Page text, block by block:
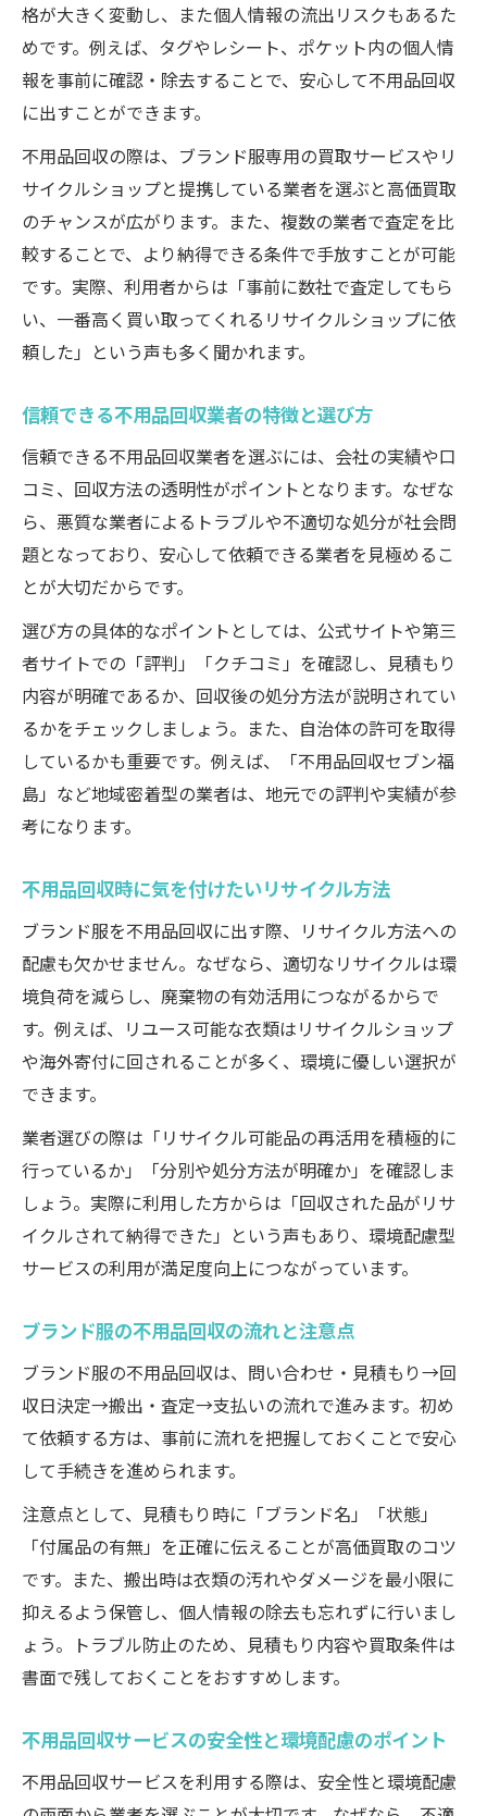
方法
査定アップのために不用品回収前に準備す
ること
どこがいい？不用品買取のおすすめ活用術
安心できる不用品回収業者の見極めポイント
不用品回収業者の安全性を見極める方法
口コミ評判で選ぶ不用品回収業者のポイン
ト
ヤバい不用品回収業者を避けるための注意
不用品回収のトラブルを防ぐための選び方
ノンブランドも対象の不用品回収方法とは
ノンブランドも可能な不用品回収の活用法
不用品回収でノンブランド服を上手に整理
ノンブランド衣類も回収する不用品回収の
選び方
不用品回収でノンブランドもスッキリ処分
ブランド問わず使える不用品回収のメリッ
ト
賢く整理するための衣類不用品回収の流れ
不用品回収で賢く衣類を整理するステップ
衣類を効率的に処分する不用品回収の流れ
衣類の仕分けから不用品回収までの手順
不用品回収サービスで衣類を賢く片付ける
方法
高値査定へ導く不用品回収ブランドの選び方
高値査定が期待できる不用品回収ブランド
の選び方
方法
不用品回収ブランド選びで査定額を上げる
コツ
一番高く買い取ってくれる不用品回収とは
口コミで評判の良い不用品回収ブランドの
格が大きく変動し、また個人情報の流出リスクもあるた
めです。例えば、タグやレシート、ポケット内の個人情
報を事前に確認・除去することで、安心して不用品回収
に出すことができます。
不用品回収の際は、ブランド服専用の買取サービスやリ
サイクルショップと提携している業者を選ぶと高価買取
のチャンスが広がります。また、複数の業者で査定を比
較することで、より納得できる条件で手放すことが可能
です。実際、利用者からは「事前に数社で査定してもら
い、一番高く買い取ってくれるリサイクルショップに依
頼した」という声も多く聞かれます。
信頼できる不用品回収業者の特徴と選び方
信頼できる不用品回収業者を選ぶには、会社の実績や口
コミ、回収方法の透明性がポイントとなります。なぜな
ら、悪質な業者によるトラブルや不適切な処分が社会問
題となっており、安心して依頼できる業者を見極めるこ
とが大切だからです。
選び方の具体的なポイントとしては、公式サイトや第三
者サイトでの「評判」「クチコミ」を確認し、見積もり
内容が明確であるか、回収後の処分方法が説明されてい
るかをチェックしましょう。また、自治体の許可を取得
しているかも重要です。例えば、「不用品回収セブン福
島」など地域密着型の業者は、地元での評判や実績が参
考になります。
不用品回収時に気を付けたいリサイクル方法
ブランド服を不用品回収に出す際、リサイクル方法への
配慮も欠かせません。なぜなら、適切なリサイクルは環
境負荷を減らし、廃棄物の有効活用につながるからで
す。例えば、リユース可能な衣類はリサイクルショップ
や海外寄付に回されることが多く、環境に優しい選択が
できます。
業者選びの際は「リサイクル可能品の再活用を積極的に
行っているか」「分別や処分方法が明確か」を確認しま
しょう。実際に利用した方からは「回収された品がリサ
イクルされて納得できた」という声もあり、環境配慮型
サービスの利用が満足度向上につながっています。
ブランド服の不用品回収の流れと注意点
ブランド服の不用品回収は、問い合わせ・見積もり→回
収日決定→搬出・査定→支払いの流れで進みます。初め
て依頼する方は、事前に流れを把握しておくことで安心
して手続きを進められます。
注意点として、見積もり時に「ブランド名」「状態」
「付属品の有無」を正確に伝えることが高価買取のコツ
です。また、搬出時は衣類の汚れやダメージを最小限に
抑えるよう保管し、個人情報の除去も忘れずに行いまし
ょう。トラブル防止のため、見積もり内容や買取条件は
書面で残しておくことをおすすめします。
不用品回収サービスの安全性と環境配慮のポイント
不用品回収サービスを利用する際は、安全性と環境配慮